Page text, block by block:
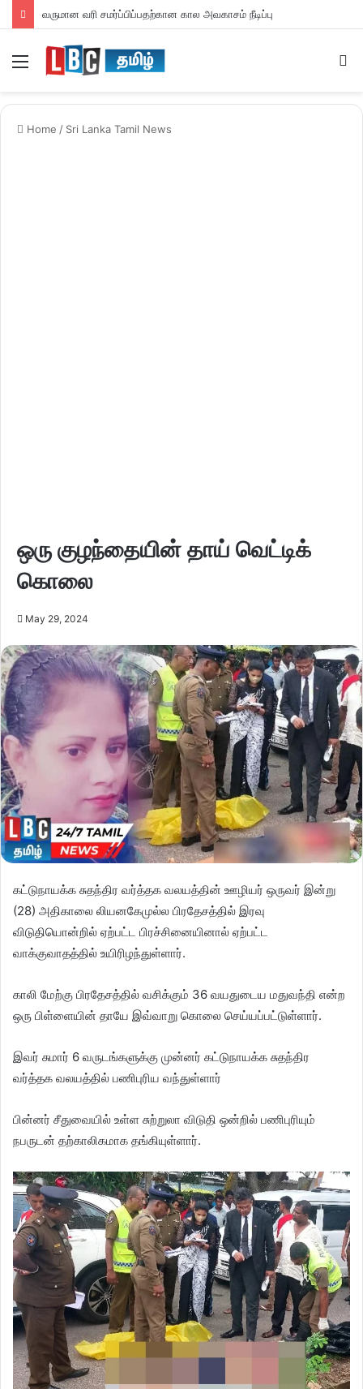
வருமான வரி சமர்ப்பிப்பதற்கான கால அவகாசம் நீடிப்பு
Home / Sri Lanka Tamil News
ஒரு குழந்தையின் தாய் வெட்டிக்
கொலை
May 29, 2024
கட்டுநாயக்க சுதந்திர வர்த்தக வலயத்தின் ஊழியர் ஒருவர் இன்று
(28) அதிகாலை லியனகேமுல்ல பிரதேசத்தில் இரவு
விடுதியொன்றில் ஏற்பட்ட பிரச்சினையினால் ஏற்பட்ட
வாக்குவாதத்தில் உயிரிழந்துள்ளார்.
காலி மேற்கு பிரதேசத்தில் வசிக்கும் 36 வயதுடைய மதுவந்தி என்ற
ஒரு பிள்ளையின் தாயே இவ்வாறு கொலை செய்யப்பட்டுள்ளார்.
இவர் சுமார் 6 வருடங்களுக்கு முன்னர் கட்டுநாயக்க சுதந்திர
வர்த்தக வலயத்தில் பணிபுரிய வந்துள்ளார்
பின்னர் சீதுவையில் உள்ள சுற்றுலா விடுதி ஒன்றில் பணிபுரியும்
நபருடன் தற்காலிகமாக தங்கியுள்ளார்.